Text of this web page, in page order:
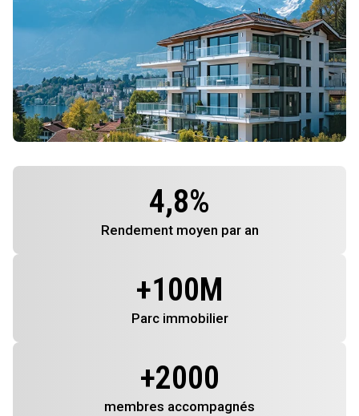
4,8%
Rendement moyen par an
+100M
Parc immobilier
+2000
membres accompagnés